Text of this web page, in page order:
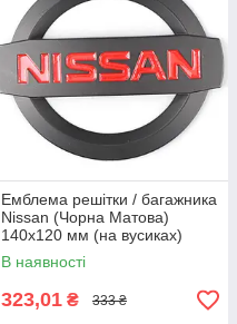
Емблема решітки / багажника
Nissan (Чорна Матова)
140х120 мм (на вусиках)
628901AA0A
В наявності
323,01 ₴ 333 ₴